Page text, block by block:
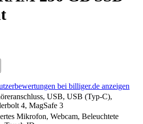
bei billiger.de anzeigen
USB, USB (Typ-C),
4, MagSafe 3
Mikrofon, Webcam, Beleuchtete